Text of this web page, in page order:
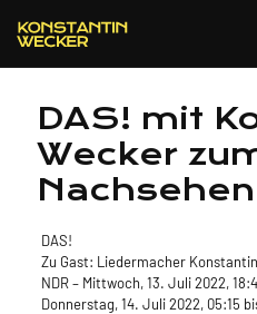
DAS! mit
Wecker
Nachsehen
DAS!
Zu Gast: Liedermacher
NDR – Mittwoch, 13. Juli 2022,
Donnerstag, 14. Juli 2022, 05:15